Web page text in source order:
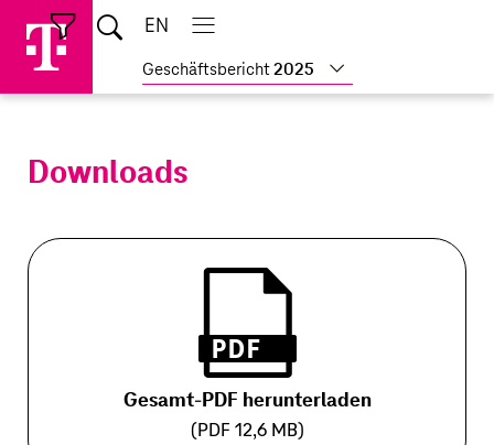
Sprungmarken
Springe
direkt
Springe
direkt
zum
Geschäftsbericht 2025
Weitere
Geschäftsberichte
Home
Schließen
SucheEN
Hauptnavigation
öffnen
Hauptnavigation
schließen
Downloads
Gesamt-PDF herunterladen
(PDF 12,6 MB)